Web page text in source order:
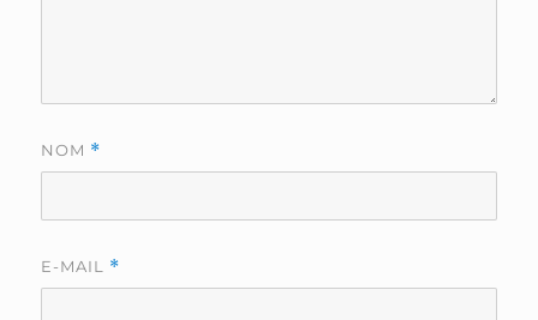
NOM *
E-MAIL *